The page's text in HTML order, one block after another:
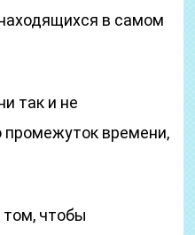
в самом
так и не
промежуток времени,
чтобы